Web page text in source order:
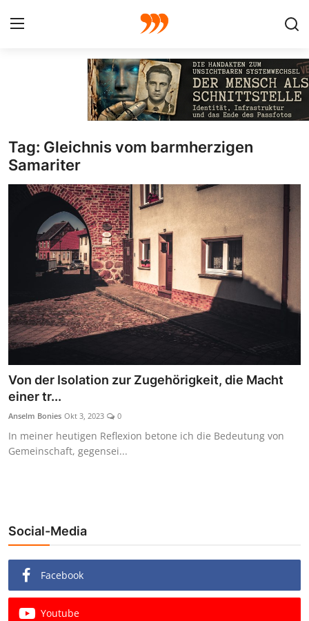
Galerie
GRAFIK
Redaktion
Beiträge
Vorproduktion
Tag: Gleichnis vom barmherzigen
Samariter
Von der Isolation zur Zugehörigkeit, die Macht
einer tr...
Anselm Bonies Okt 3, 2023 0
In meiner heutigen Reflexion betone ich die Bedeutung von
Gemeinschaft, gegensei...
Social-Media
Facebook
Youtube